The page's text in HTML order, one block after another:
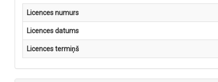
Licences numurs
Licences datums
Licences termiņš